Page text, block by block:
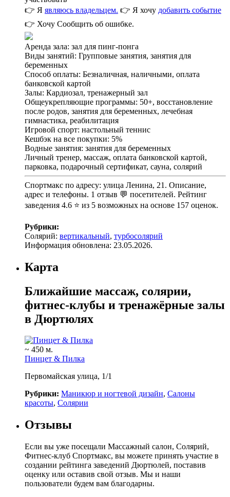
👉 Я являюсь владельцем. 👉 Я хочу добавить событие
👉 Хочу Сообщить об ошибке.
Аренда зала: зал для пинг-понга
Виды занятий: Групповые занятия, занятия для
беременных
Способ оплаты: Безналичная, наличными, оплата
банковской картой
Залы: Кардиозал, тренажерный зал
Общеукрепляющие программы: 50+, восстановление
после родов, занятия для беременных, лечебная
гимнастика, реабилитация
Игровой спорт: настольный теннис
Кешбэк на все покупки: 5%
Водные занятия: занятия для беременных
Личный тренер, массаж, оплата банковской картой,
парковка, подарочный сертификат, сауна, солярий
Спортмакс по адресу: улица Ленина, 21. Описание,
адрес и телефоны. 1 отзыв 💬 посетителей. Рейтинг
заведения 4.6 ⭐ из 5 возможных на основе 157 оценок.
Рубрики:
Солярий: вертикальный, турбосолярий
Информация обновлена: 23.05.2026.
Карта
Ближайшие массаж, солярии,
фитнес-клубы и тренажёрные залы
в Дюртюлях
~ 450 м.
Пинцет & Пилка
Первомайская улица, 1/1
Рубрики: Маникюр и ногтевой дизайн, Салоны
красоты, Солярии
Отзывы
Если вы уже посещали Массажный салон, Солярий,
Фитнес-клуб Спортмакс, вы можете принять участие в
создании рейтинга заведений Дюртюлей, поставив
оценку или оставив свой отзыв. Мы и наши
пользователи будем вам благодарны.